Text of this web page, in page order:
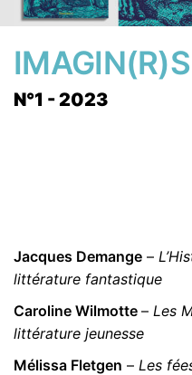
IMAGIN(R)S
N°1 - 2023
Jacques Demange –
littérature fantastique
Caroline Wilmotte – Les
littérature jeunesse
Mélissa Fletgen – Les